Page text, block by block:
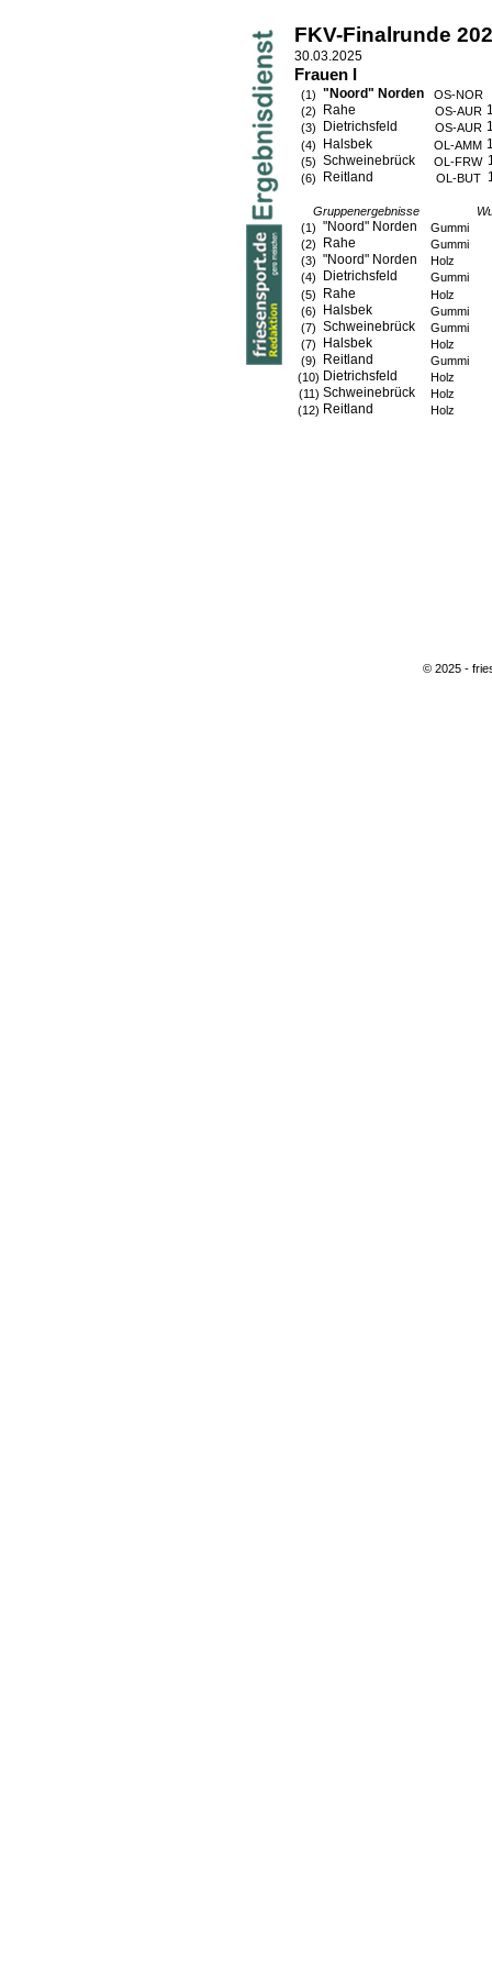
FKV-Finalrunde
30.03.2025
Frauen I
(1) "Noord" Norden
OS-NOR
(2)
Rahe OS-AUR
(3) Dietrichsfeld OS-AUR
(4) Halsbek OL-AMM
(5) Schweinebrück OL-FRW
(6) Reitland OL-BUT
Gruppenergebnisse
(1) "Noord" Norden
Gummi
(2)
Rahe
Gummi
(3) "Noord" Norden
Holz
(4)
Dietrichsfeld
Gummi
(5)
Rahe
Holz
(6)
Halsbek
Gummi
(7) Schweinebrück
Gummi
(7)
Halsbek
Holz
(9)
Reitland
Gummi
(10) Dietrichsfeld
Holz
(11) Schweinebrück
Holz
(12) Reitland Holz
© 2025 -